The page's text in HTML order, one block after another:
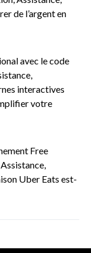
de l’argent en
avec le code
interactives
votre
Free
Uber Eats est-